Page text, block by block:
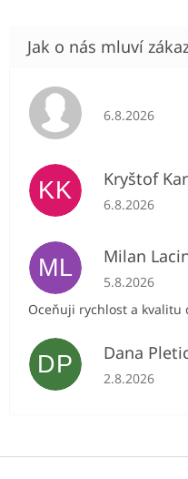
Hodnocení
6.8.2026
KK Kryštof
Hodnocení
6.8.2026
ML Milan
Hodnocení
5.8.2026
Oceňuji rychlost a kvalitu
DP Dana
Hodnocení
2.8.2026
Z